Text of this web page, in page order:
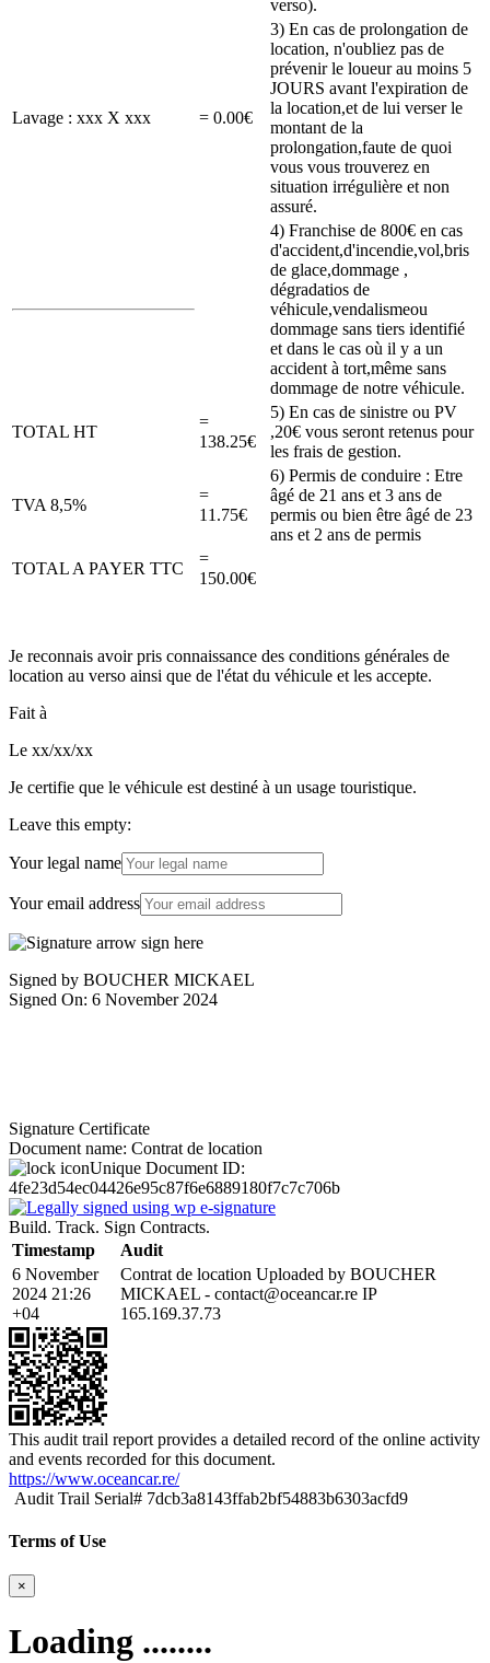
verso).
Lavage : xxx X xxx = 0.00€
3) En cas de prolongation de
location, n'oubliez pas de
prévenir le loueur au moins 5
JOURS avant l'expiration de
la location,et de lui verser le
montant de la
prolongation,faute de quoi
vous vous trouverez en
situation irrégulière et non
assuré.
4) Franchise de 800€ en cas
d'accident,d'incendie,vol,bris
de glace,dommage ,
dégradatios de
véhicule,vendalismeou
dommage sans tiers identifié
et dans le cas où il y a un
accident à tort,même sans
dommage de notre véhicule.
TOTAL HT
=
138.25€
5) En cas de sinistre ou PV
,20€ vous seront retenus pour
les frais de gestion.
TVA 8,5%
=
11.75€
6) Permis de conduire : Etre
âgé de 21 ans et 3 ans de
permis ou bien être âgé de 23
ans et 2 ans de permis
TOTAL A PAYER TTC
=
150.00€
Je reconnais avoir pris connaissance des conditions générales de
location au verso ainsi que de l'état du véhicule et les accepte.
Fait à
Le xx/xx/xx
Je certifie que le véhicule est destiné à un usage touristique.
Leave this empty:
Your legal name
Your email address
Signed by BOUCHER MICKAEL
Signed On: 6 November 2024
Signature Certificate
Document name: Contrat de location
Unique Document ID:
4fe23d54ec04426e95c87f6e6889180f7c7c706b
Build. Track. Sign Contracts.
Timestamp
Audit
6 November
2024 21:26
+04
Contrat de location Uploaded by BOUCHER
MICKAEL - contact@oceancar.re IP
165.169.37.73
This audit trail report provides a detailed record of the online activity
and events recorded for this document.
https://www.oceancar.re/
Audit Trail Serial# 7dcb3a8143ffab2bf54883b6303acfd9
Terms of Use
×
Loading ........